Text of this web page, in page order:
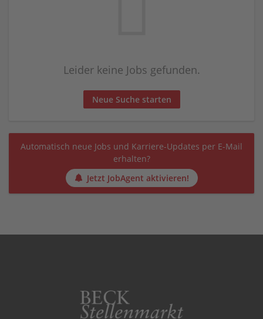
Leider keine Jobs gefunden.
Neue Suche starten
Automatisch neue Jobs und Karriere-Updates per E-Mail
erhalten?
Jetzt JobAgent aktivieren!